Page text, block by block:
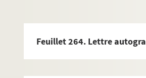
Feuillet 264. Lettre